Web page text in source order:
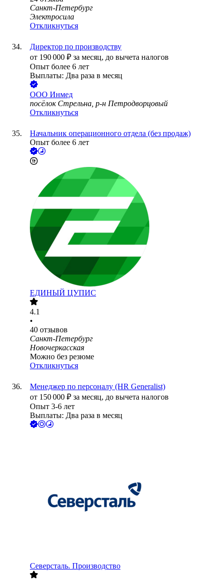
Санкт-Петербург
Электросила
Откликнуться
Директор по производству
от 190 000 ₽ за месяц, до вычета налогов
Опыт более 6 лет
Выплаты: Два раза в месяц
ООО Инмед
посёлок Стрельна, р-н Петродворцовый
Откликнуться
Начальник операционного отдела (без продаж)
Опыт более 6 лет
ЕДИНЫЙ ЦУПИС
4.1
•
40 отзывов
Санкт-Петербург
Новочеркасская
Можно без резюме
Откликнуться
Менеджер по персоналу (HR Generalist)
от 150 000 ₽ за месяц, до вычета налогов
Опыт 3-6 лет
Выплаты: Два раза в месяц
Северсталь. Производство